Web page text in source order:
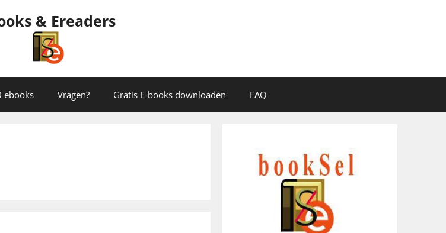
& Ereaders
ebooks Vragen? Gratis E-books downloaden FAQ